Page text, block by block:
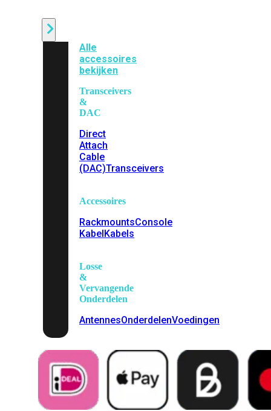
Alle
accessoires
bekijken
Transceivers
&
DAC
Direct
Attach
Cable
(DAC)Transceivers
Accessoires
RackmountsConsole
KabelKabels
Losse
&
Vervangende
Onderdelen
AntennesOnderdelenVoedingen